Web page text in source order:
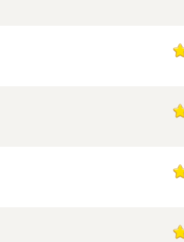
1
1
1
1